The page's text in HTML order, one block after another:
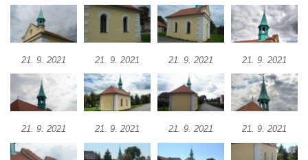
Annáše (U Kaifáše)
Křížová cesta Římov – XII. kaple – Vodní
haněn a tupen
Křížová cesta Římov – X. kaple – U
Cedronu
Křížová cesta Římov – IX. kaple – U
21. 9. 2021 21. 9. 2021 21. 9. 2021 21. 9. 2021
21. 9. 2021 21. 9. 2021 21. 9. 2021 21. 9. 2021